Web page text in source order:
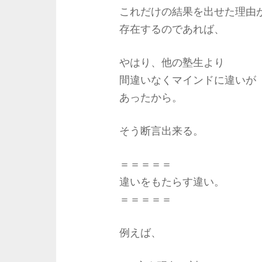
これだけの結果を出せた理由
存在するのであれば、
やはり、他の塾生より
間違いなくマインドに違いが
あったから。
そう断言出来る。
＝＝＝＝＝
違いをもたらす違い。
＝＝＝＝＝
例えば、